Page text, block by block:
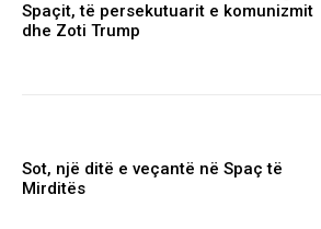
Spaçit, të persekutuarit e komunizmit
dhe Zoti Trump
Sot, një ditë e veçantë në Spaç të
Mirditës